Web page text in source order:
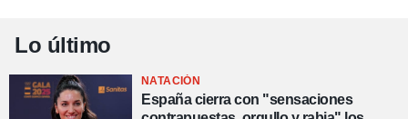
Lo último
NATACIÓN
España cierra con "sensaciones